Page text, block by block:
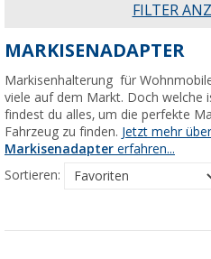
FILTER
MARKISENADAPTER
Markisenhalterung für
viele auf dem Markt. Doch welche
findest du alles, um die perfekte
Fahrzeug zu finden. Jetzt mehr
Markisenadapter erfahren...
Sortieren: